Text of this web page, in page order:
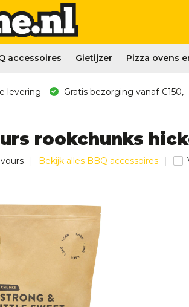
accessoires Gietijzer Pizza ovens
levering Gratis bezorging vanaf €150,-
rookchunks
Bekijk alles BBQ accessoires